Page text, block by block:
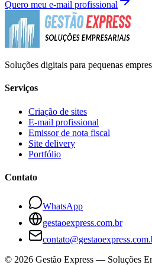
Quero meu e-mail profissional
Soluções digitais para pequenas
Serviços
Criação de sites
E-mail profissional
Emissor de nota fiscal
Site delivery
Portfólio
Contato
WhatsApp
gestaoexpress.com.br
© 2026 Gestão Express — Soluções